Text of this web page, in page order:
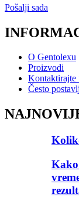
Pošalji sada
O Gentolexu
Proizvodi
Kontaktirajte
Često